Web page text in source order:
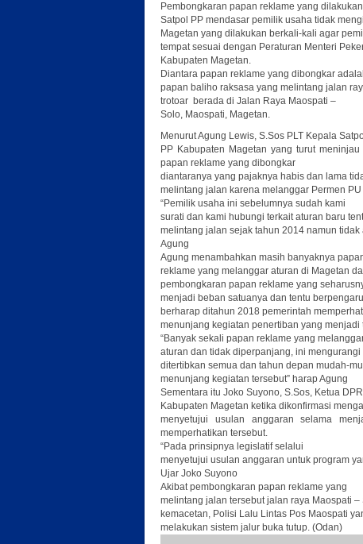
Pembongkaran papan reklame yang dilakukan
Satpol PP mendasar pemilik usaha tidak
Magetan yang dilakukan berkali-kali agar
tempat sesuai dengan Peraturan Menteri
Kabupaten Magetan.
Diantara papan reklame yang dibongkar
papan baliho raksasa yang melintang jalan
trotoar berada di Jalan Raya Maospati –
Solo, Maospati, Magetan.
Menurut Agung Lewis, S.Sos PLT Kepala
PP Kabupaten Magetan yang turut
papan reklame yang dibongkar
diantaranya yang pajaknya habis dan lama
melintang jalan karena melanggar Permen
“Pemilik usaha ini sebelumnya sudah kami
surati dan kami hubungi terkait aturan baru
melintang jalan sejak tahun 2014 namun
Agung
Agung menambahkan masih banyaknya
reklame yang melanggar aturan di Magetan
pembongkaran papan reklame yang
menjadi beban satuanya dan tentu
berharap ditahun 2018 pemerintah
menunjang kegiatan penertiban yang menjadi
“Banyak sekali papan reklame yang
aturan dan tidak diperpanjang, ini
ditertibkan semua dan tahun depan mudah-
menunjang kegiatan tersebut” harap Agung
Sementara itu Joko Suyono, S.Sos, Ketua
Kabupaten Magetan ketika dikonfirmasi
menyetujui usulan anggaran selama
memperhatikan tersebut.
“Pada prinsipnya legislatif selalui
menyetujui usulan anggaran untuk program
Ujar Joko Suyono
Akibat pembongkaran papan reklame yang
melintang jalan tersebut jalan raya Maospati –
kemacetan, Polisi Lalu Lintas Pos Maospati
melakukan sistem jalur buka tutup. (Odan)